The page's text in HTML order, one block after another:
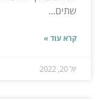
שתים...
קרא עוד »
יול 20, 2022